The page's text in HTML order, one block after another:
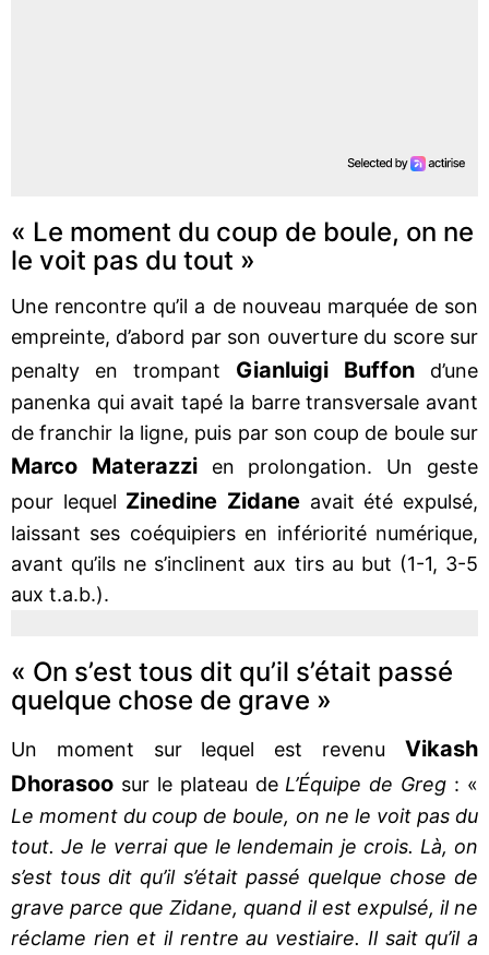
« Le moment du coup de boule, on ne
le voit pas du tout »
Une rencontre qu’il a de nouveau marquée de son
empreinte, d’abord par son ouverture du score sur
penalty en trompant Gianluigi Buffon d’une
panenka qui avait tapé la barre transversale avant
de franchir la ligne, puis par son coup de boule sur
Marco Materazzien prolongation. Un geste
pour lequel Zinedine Zidane avait été expulsé,
laissant ses coéquipiers en infériorité numérique,
avant qu’ils ne s’inclinent aux tirs au but (1-1, 3-5
aux t.a.b.).
« On s’est tous dit qu’il s’était passé
quelque chose de grave »
Un moment sur lequel est revenu Vikash
Dhorasoo sur le plateau de L’Équipe de Greg : «
Le moment du coup de boule, on ne le voit pas du
tout. Je le verrai que le lendemain je crois. Là, on
s’est tous dit qu’il s’était passé quelque chose de
grave parce que Zidane, quand il est expulsé, il ne
réclame rien et il rentre au vestiaire. Il sait qu’il a